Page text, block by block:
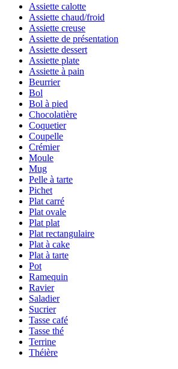
Assiette calotte
Assiette chaud/froid
Assiette creuse
Assiette de présentation
Assiette dessert
Assiette plate
Assiette à pain
Beurrier
Bol
Bol à pied
Chocolatière
Coquetier
Coupelle
Crémier
Moule
Mug
Pelle à tarte
Pichet
Plat carré
Plat ovale
Plat plat
Plat rectangulaire
Plat à cake
Plat à tarte
Pot
Ramequin
Ravier
Saladier
Sucrier
Tasse café
Tasse thé
Terrine
Théière